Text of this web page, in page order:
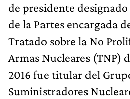
de presidente
de la Partes encargada
Tratado sobre la No
Armas Nucleares (TNP)
2016 fue titular del
Suministradores